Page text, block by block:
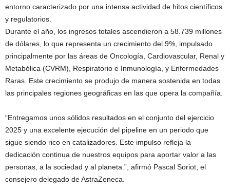
entorno caracterizado por una intensa actividad de hitos científicos
y regulatorios.
Durante el año, los ingresos totales ascendieron a 58.739 millones
de dólares, lo que representa un crecimiento del 9%, impulsado
principalmente por las áreas de Oncología, Cardiovascular, Renal y
Metabólica (CVRM), Respiratorio e Inmunología, y Enfermedades
Raras. Este crecimiento se produjo de manera sostenida en todas
las principales regiones geográficas en las que opera la compañía.
“Entregamos unos sólidos resultados en el conjunto del ejercicio
2025 y una excelente ejecución del pipeline en un periodo que
sigue siendo rico en catalizadores. Este impulso refleja la
dedicación continua de nuestros equipos para aportar valor a las
personas, a la sociedad y al planeta.”, afirmó Pascal Soriot, el
consejero delegado de AstraZeneca.